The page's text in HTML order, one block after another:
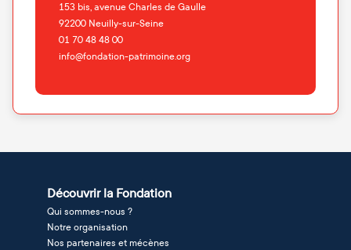
153 bis, avenue Charles de Gaulle
92200 Neuilly-sur-Seine
01 70 48 48 00
info@fondation-patrimoine.org
Découvrir la Fondation
Qui sommes-nous ?
Notre organisation
Nos partenaires et mécènes